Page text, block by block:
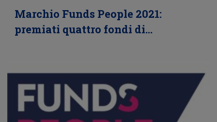
Marchio Funds People 2021:
premiati quattro fondi di…